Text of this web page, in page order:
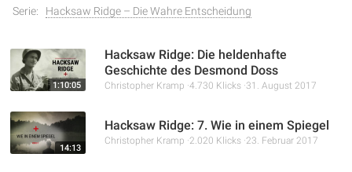
Serie: Hacksaw Ridge – Die Wahre Entscheidung
1:10:05
Hacksaw Ridge: Die heldenhafte
Geschichte des Desmond Doss
Christopher Kramp 4.730 Klicks 31. August 2017
14:13
Hacksaw Ridge: 7. Wie in einem Spiegel
Christopher Kramp 2.020 Klicks 23. Februar 2017